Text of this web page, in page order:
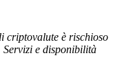
criptovalute è rischioso
e disponibilità